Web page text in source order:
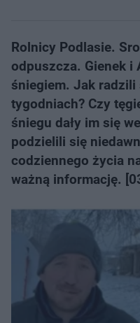
Rolnicy Podlasie.
odpuszcza. Gienek i
śniegiem. Jak
tygodniach? Czy
śniegu dały im się
podzielili się
codziennego życia
ważną informację.